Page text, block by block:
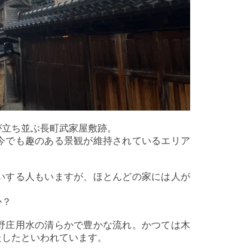
ち並ぶ長町武家屋敷跡。
も趣のある景観が維持されているエリア
る人もいますが、ほとんどの家には人が
用水の清らかで豊かな流れ。かつては木
たといわれています。